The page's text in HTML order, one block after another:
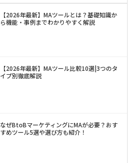
【2026年最新】MAツールとは？基礎知識か
ら機能・事例までわかりやすく解説
【2026年最新】MAツール比較10選|3つのタ
イプ別徹底解説
なぜBtoBマーケティングにMAが必要？おす
すめツール5選や選び方も紹介！